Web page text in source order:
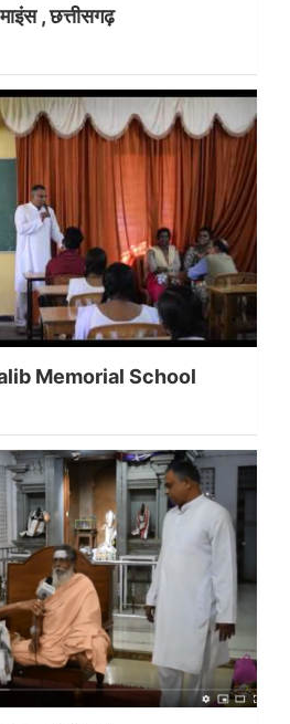
माइंस , छत्तीसगढ़
Memorial School